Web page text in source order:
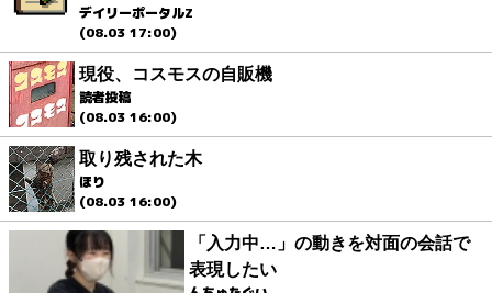
デイリーポータルZ
(08.03 17:00)
現役、コスモスの自販機
読者投稿
(08.03 16:00)
取り残された木
ほり
(08.03 16:00)
「入力中…」の動きを対面の会話で
表現したい